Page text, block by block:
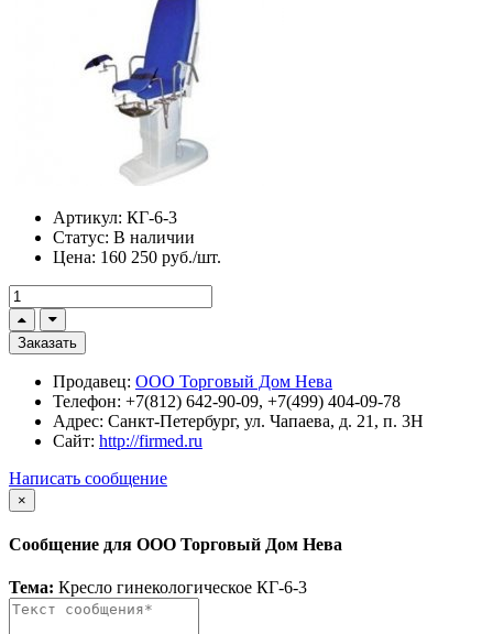
Артикул: КГ-6-3
Статус: В наличии
Цена: 160 250 руб./шт.
Заказать
Продавец: ООО Торговый Дом Нева
Телефон: +7(812) 642-90-09, +7(499) 404-09-78
Адрес: Санкт-Петербург, ул. Чапаева, д. 21, п. 3Н
Сайт: http://firmed.ru
Написать сообщение
×
Сообщение для ООО Торговый Дом Нева
Тема: Кресло гинекологическое КГ-6-3